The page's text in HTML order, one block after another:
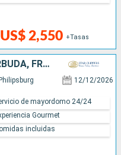
US$ 2,550 +Tasas
SAN MARTÍN, , ANTIGUA Y BARBUDA, FRANCIA
Philipsburg 12/12/2026
de mayordomo 24/24
Gourmet
incluidas